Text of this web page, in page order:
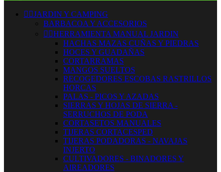
 JARDIN Y CAMPING
BARBACOA Y ACCESORIOS
 HERRAMIENTA MANUAL JARDIN
HACHAS MAZAS CUÑAS Y PIEDRAS
HOCES Y GUADAÑAS
CORTARRAMAS
MANGOS SUELTOS
RECOGEDORES ESCOBAS RASTRILLOS
HORCAS
PALAS - PICOS Y AZADAS
SIERRAS Y HOJAS DE SIERRA -
SERRUCHOS DE PODA
CORTASETOS MANUALES
TIJERAS CORTACESPED
TIJERAS PODADORAS - NAVAJAS
INJERTO
CULTIVADORES - BINADORES Y
AIREADORES